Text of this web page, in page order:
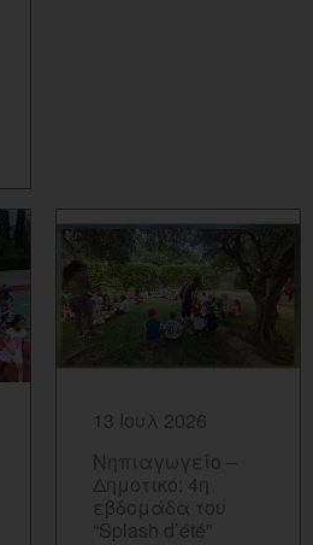
13 Ιουλ 2026
Νηπιαγωγείο –
Δημοτικό: 4η
εβδομάδα του
“Splash d’été”